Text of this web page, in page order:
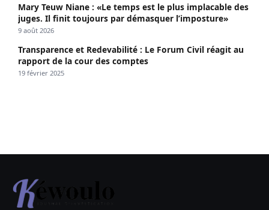
Mary Teuw Niane : «Le temps est le plus implacable des
juges. Il finit toujours par démasquer l’imposture»
9 août 2026
Transparence et Redevabilité : Le Forum Civil réagit au
rapport de la cour des comptes
19 février 2025